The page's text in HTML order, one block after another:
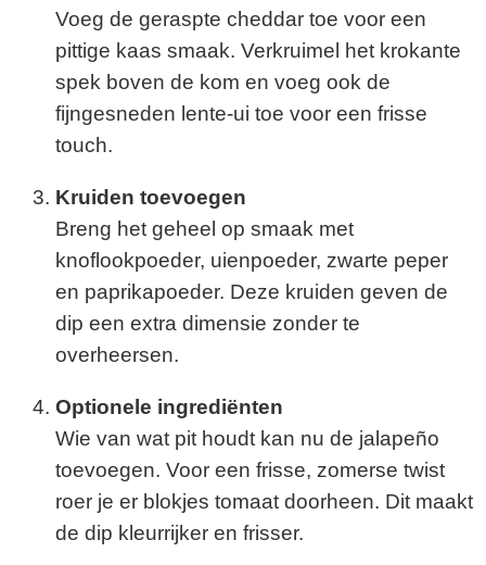
Voeg de geraspte cheddar toe voor een
pittige kaas smaak. Verkruimel het krokante
spek boven de kom en voeg ook de
fijngesneden lente-ui toe voor een frisse
touch.
Kruiden toevoegen
Breng het geheel op smaak met
knoflookpoeder, uienpoeder, zwarte peper
en paprikapoeder. Deze kruiden geven de
dip een extra dimensie zonder te
overheersen.
Optionele ingrediënten
Wie van wat pit houdt kan nu de jalapeño
toevoegen. Voor een frisse, zomerse twist
roer je er blokjes tomaat doorheen. Dit maakt
de dip kleurrijker en frisser.